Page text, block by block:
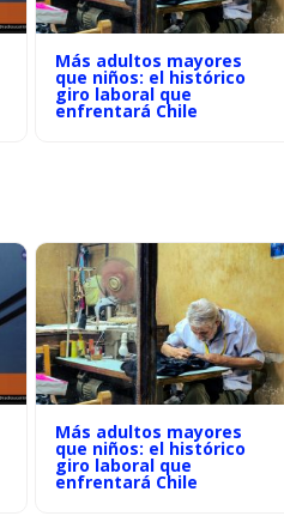
Más adultos mayores
que niños: el histórico
giro laboral que
enfrentará Chile
Más adultos mayores
que niños: el histórico
giro laboral que
enfrentará Chile